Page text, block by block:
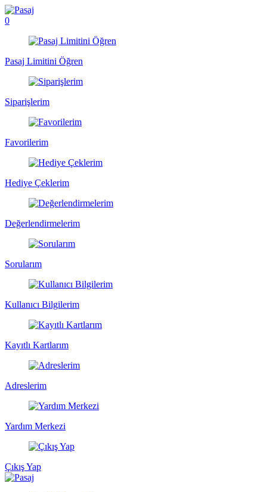
0
Pasaj Limitini Öğren
Siparişlerim
Favorilerim
Hediye Çeklerim
Değerlendirmelerim
Sorularım
Kullanıcı Bilgilerim
Kayıtlı Kartlarım
Adreslerim
Yardım Merkezi
Çıkış Yap